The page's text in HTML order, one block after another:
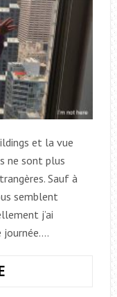
et la vue
ne sont plus
Sauf à
semblent
j’ai
journée.…